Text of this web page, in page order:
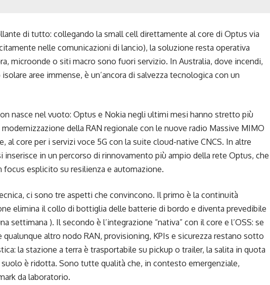
di tutto: collegando la small cell direttamente al core di Optus via
nelle comunicazioni di lancio), la soluzione resta operativa
microonde o siti macro sono fuori servizio. In Australia, dove incendi,
aree immense, è un’ancora di salvezza tecnologica con un
nasce nel vuoto: Optus e Nokia negli ultimi mesi hanno stretto più
modernizzazione della RAN regionale con le nuove radio Massive MIMO
al core per i servizi voce 5G con la suite cloud-native CNCS. In altre
inserisce in un percorso di rinnovamento più ampio della rete Optus, che
focus esplicito su resilienza e automazione.
ci sono tre aspetti che convincono. Il primo è la continuità
elimina il collo di bottiglia delle batterie di bordo e diventa prevedibile
settimana ). Il secondo è l’integrazione “nativa” con il core e l’OSS: se
altro nodo RAN, provisioning, KPIs e sicurezza restano sotto
la stazione a terra è trasportabile su pickup o trailer, la salita in quota
è ridotta. Sono tutte qualità che, in contesto emergenziale,
da laboratorio.